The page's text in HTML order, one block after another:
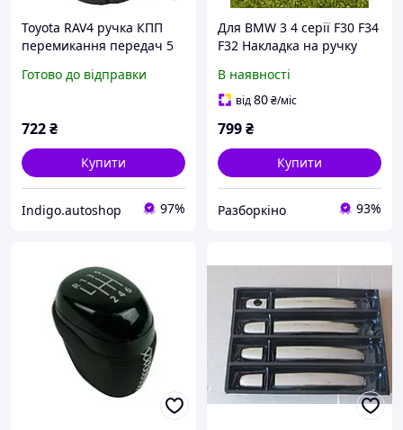
Toyota RAV4 ручка КПП
перемикання передач 5
Тойота РАВ4
Готово до відправки
722₴
Купити
Indigo.autoshop 97%
Для BMW 3 4 серії F30 F34
F32 Накладка на ручку
В наявності
від80₴/міс
799₴
Купити
Разборкіно 93%